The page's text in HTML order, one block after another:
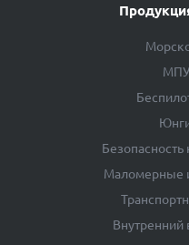
Маломерные
Внутренний